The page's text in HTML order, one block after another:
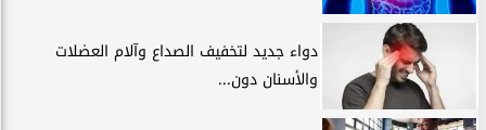
دواء جديد لتخفيف الصداع وآلام العضلات
والأسنان دون...